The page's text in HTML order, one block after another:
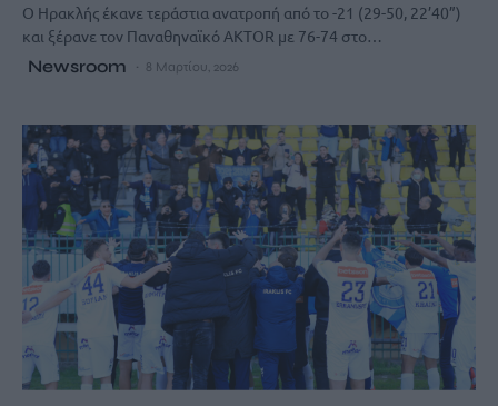
Ο Ηρακλής έκανε τεράστια ανατροπή από το -21 (29-50, 22’40”)
και ξέρανε τον Παναθηναϊκό AKTOR με 76-74 στο…
Newsroom 8 Μαρτίου, 2026